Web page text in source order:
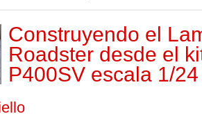
Construyendo el
Roadster desde el
P400SV escala 1/24